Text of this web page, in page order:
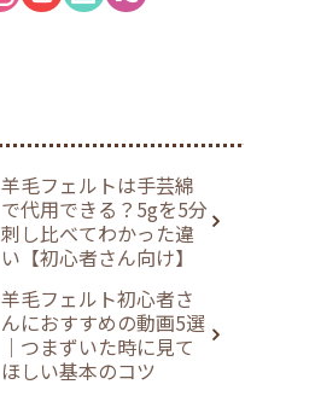
羊毛フェルトは手芸綿
で代用できる？5gを5分
刺し比べてわかった違
い【初心者さん向け】
羊毛フェルト初心者さ
んにおすすめの動画5選
｜つまずいた時に見て
ほしい基本のコツ